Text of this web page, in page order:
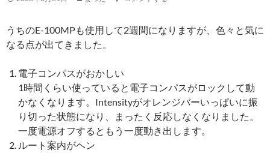
うちのE-100MPも使用して2週間になりますが、色々と気に
なる点が出てきました。
電子コンパスがおかしい
1時間くらい使っていると電子コンパスがロックして動
かなくなります。Intensityがオレンジバーいっぱいに振
り切った状態になり、まったく反応しなくなりました。
一度電源オフするともう一度動き出します。
ルート案内がヘン